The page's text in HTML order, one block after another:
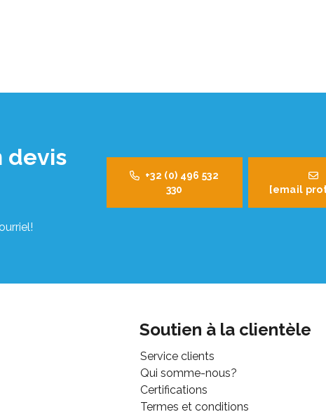
devis
+32 (0) 496 532
330
[email
Soutien à la clientèle
Service clients
Qui somme-nous?
Certifications
Termes et conditions